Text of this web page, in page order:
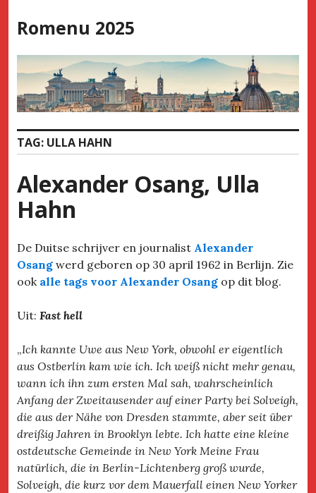
to
Romenu 2025
TAG: ULLA HAHN
Alexander Osang, Ulla
Hahn
De Duitse schrijver en journalist Alexander
Osang werd geboren op 30 april 1962 in Berlijn. Zie
ook alle tags voor Alexander Osang op dit blog.
Uit: Fast hell
„Ich kannte Uwe aus New York, obwohl er eigentlich
aus Ostberlin kam wie ich. Ich weiß nicht mehr genau,
wann ich ihn zum ersten Mal sah, wahrscheinlich
Anfang der Zweitausender auf einer Party bei Solveigh,
die aus der Nähe von Dresden stammte, aber seit über
dreißig Jahren in Brooklyn lebte. Ich hatte eine kleine
ostdeutsche Gemeinde in New York Meine Frau
natürlich, die in Berlin-Lichtenberg groß wurde,
Solveigh, die kurz vor dem Mauerfall einen New Yorker